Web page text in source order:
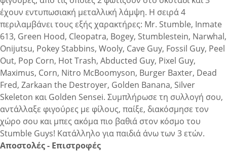
έχουν εντυπωσιακή μεταλλική λάμψη. Η σειρά 4
περιλαμβάνει τους εξής χαρακτήρες: Mr. Stumble, Inmate
613, Green Hood, Cleopatra, Bogey, Stumblestein, Narwhal,
Onijutsu, Pokey Stabbins, Wooly, Cave Guy, Fossil Guy, Peel
Out, Pop Corn, Hot Trash, Abducted Guy, Pixel Guy,
Maximus, Corn, Nitro McBoomyson, Burger Baxter, Dead
Fred, Zarkaan the Destroyer, Golden Banana, Silver
Skeleton και Golden Sensei. Συμπλήρωσε τη συλλογή σου,
αντάλλαξε φιγούρες με φίλους, παίξε, διακόσμησε τον
χώρο σου και μπες ακόμα πιο βαθιά στον κόσμο του
Stumble Guys! Κατάλληλο για παιδιά άνω των 3 ετών.
Αποστολές - Επιστροφές